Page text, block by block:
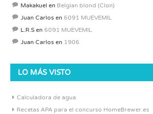
Makakuel en Belgian blond (Clon)
Juan Carlos en 6091 MUEVEMIL
L.R.S en 6091 MUEVEMIL
Juan Carlos en 1906
LO MÁS VISTO
Calculadora de agua
Recetas APA para el concurso HomeBrewer.es